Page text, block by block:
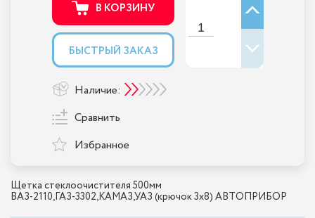
Щетка стеклоочистителя 500мм
ВАЗ-2110,ГАЗ-3302,КАМАЗ,УАЗ (крючок 3х8) АВТОПРИБОР
В КОРЗИНУ
БЫСТРЫЙ ЗАКАЗ
Наличие:
Сравнить
Избранное